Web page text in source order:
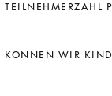
TEILNEHMERZAHL
KÖNNEN WIR